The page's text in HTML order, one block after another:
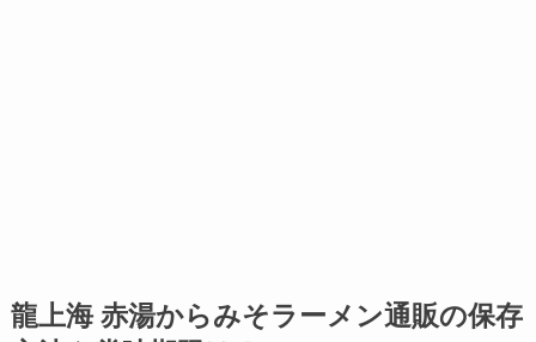
龍上海 赤湯からみそラーメン通販の保存